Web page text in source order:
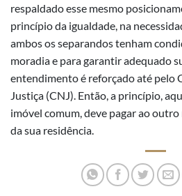
respaldado esse mesmo
princípio da igualdade, na
ambos os separandos tenham
moradia e para garantir adequado
entendimento é reforçado até pelo
Justiça (CNJ). Então, a princípio,
imóvel comum, deve pagar ao
da sua residência.